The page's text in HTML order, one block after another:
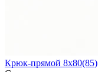
Крюк-прямой 8х80(85)